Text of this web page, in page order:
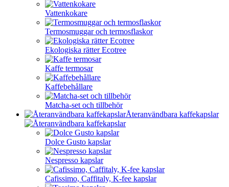
Vattenkokare
Termosmuggar och termosflaskor
Ekologiska rätter Ecotree
Kaffe termosar
Kaffebehållare
Matcha-set och tillbehör
Återanvändbara kaffekapslar
Dolce Gusto kapslar
Nespresso kapslar
Cafissimo, Caffitaly, K-fee kapslar